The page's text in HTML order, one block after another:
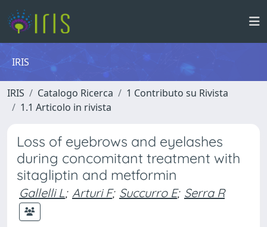
IRIS
IRIS Catalogo Ricerca
1 Contributo su Rivista
1.1 Articolo in rivista
Loss of eyebrows and eyelashes
during concomitant treatment with
sitagliptin and metformin
Gallelli L; Arturi F; Succurro E; Serra R